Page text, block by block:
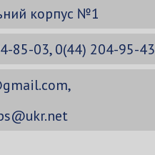
корпус №1
85-03, 0(44) 204-95-43
,